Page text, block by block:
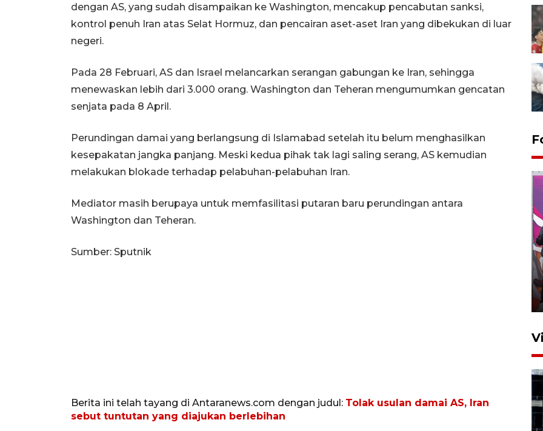
dengan AS, yang sudah disampaikan ke Washington, mencakup pencabutan sanksi,
kontrol penuh Iran atas Selat Hormuz, dan pencairan aset-aset Iran yang dibekukan di luar
negeri.
Pada 28 Februari, AS dan Israel melancarkan serangan gabungan ke Iran, sehingga
menewaskan lebih dari 3.000 orang. Washington dan Teheran mengumumkan gencatan
senjata pada 8 April.
Perundingan damai yang berlangsung di Islamabad setelah itu belum menghasilkan
kesepakatan jangka panjang. Meski kedua pihak tak lagi saling serang, AS kemudian
melakukan blokade terhadap pelabuhan-pelabuhan Iran.
Mediator masih berupaya untuk memfasilitasi putaran baru perundingan antara
Washington dan Teheran.
Sumber: Sputnik
Berita ini telah tayang di Antaranews.com dengan judul: Tolak usulan damai AS, Iran
sebut tuntutan yang diajukan berlebihan